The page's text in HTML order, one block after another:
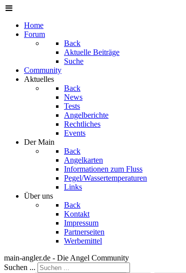
Home
Forum
Back
Aktuelle Beiträge
Suche
Community
Aktuelles
Back
News
Tests
Angelberichte
Rechtliches
Events
Der Main
Back
Angelkarten
Informationen zum Fluss
Pegel/Wassertemperaturen
Links
Über uns
Back
Kontakt
Impressum
Partnerseiten
Werbemittel
main-angler.de - Die Angel Community
Suchen ...